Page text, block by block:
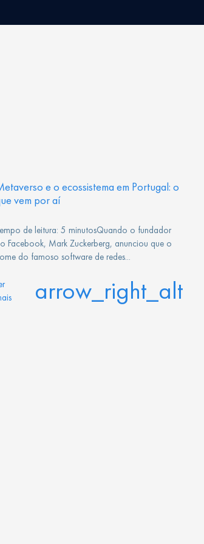
e o ecossistema em Portugal: o
vem por aí
de leitura: 5 minutosQuando o fundador
Facebook, Mark Zuckerberg, anunciou que o
do famoso software de redes...
arrow_right_alt